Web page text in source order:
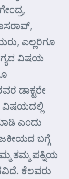
ಎಲ್ಲರಿಗೂ
ವಿಷಯ
ಡಾಕ್ಟರೇ
ವಿಷಯದಲ್ಲಿ
ಎಂದು
ಬಗ್ಗೆ
ತಮ್ಮ ಪತ್ನಿಯ
ಕೆಲವರು